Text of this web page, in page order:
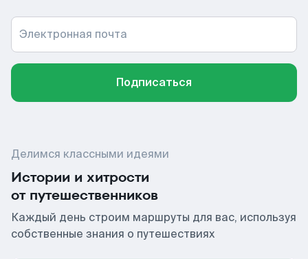
Электронная почта
Подписаться
Делимся классными идеями
Истории и хитрости
от путешественников
Каждый день строим маршруты для вас, используя
собственные знания о путешествиях